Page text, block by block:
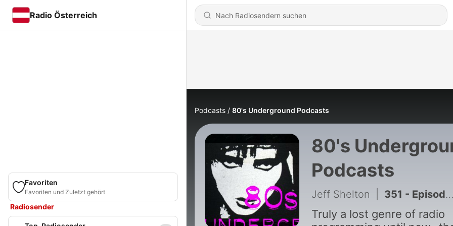
Radio Österreich
Favoriten
Favoriten und Zuletzt gehört
Radiosender
Podcasts 80's Underground Podcasts
80's
Podcasts
Jeff Shelton 351 - Episode 308: 80s Underground Replay: August 8, 2007
Truly a lost genre of radio